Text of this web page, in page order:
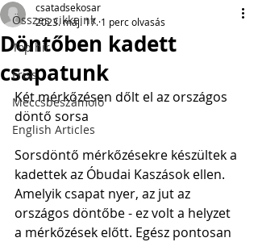
Összes cikkeink
Top hír
Friss
Meccsbeszámoló
English Articles
Döntőben kadett
csapatunk
csatadsekosar
2023. máj. 17. 1 perc olvasás
Két mérkőzésen dőlt el az országos
döntő sorsa
Sorsdöntő mérkőzésekre készültek a
kadettek az Óbudai Kaszások ellen.
Amelyik csapat nyer, az jut az
országos döntőbe - ez volt a helyzet
a mérkőzések előtt. Egész pontosan